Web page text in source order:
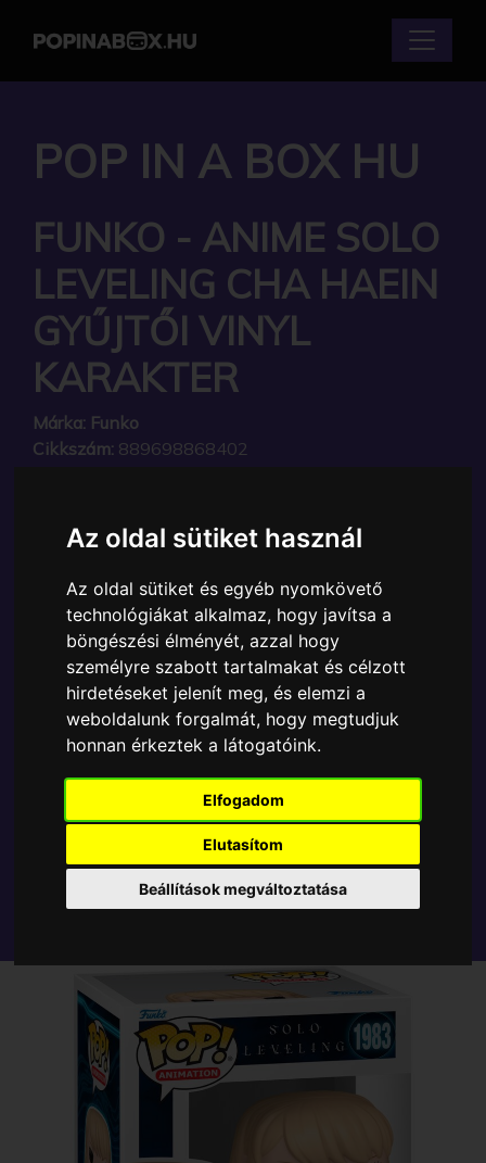
Az oldal sütiket használ
Az oldal sütiket és egyéb nyomkövető
technológiákat alkalmaz, hogy javítsa a
böngészési élményét, azzal hogy
személyre szabott tartalmakat és célzott
hirdetéseket jelenít meg, és elemzi a
weboldalunk forgalmát, hogy megtudjuk
honnan érkeztek a látogatóink.
Elfogadom
Elutasítom
Beállítások megváltoztatása
POP IN A BOX HU
FUNKO - ANIME SOLO
LEVELING CHA HAEIN
GYŰJTŐI VINYL
KARAKTER
Márka: Funko
Cikkszám: 889698868402
A Funko POP - Anime & Manga egyik népszerű
gyűjtői vinyl karakter, amely ablakos csomagolásban
azaz - POP In a Box - várja új gazdáját.
TOVÁBB A VÁSÁRLÁSRA
Tetszik? Osszd meg másokkal!